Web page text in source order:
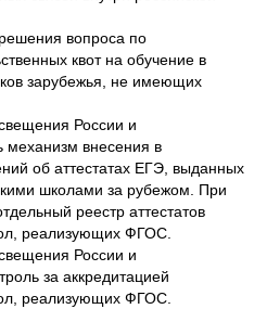
вопроса по
квот на обучение в
зарубежья, не имеющих
России и
механизм внесения в
об аттестатах ЕГЭ, выданных
школами за рубежом. При
реестр аттестатов
реализующих ФГОС.
России и
за аккредитацией
реализующих ФГОС.